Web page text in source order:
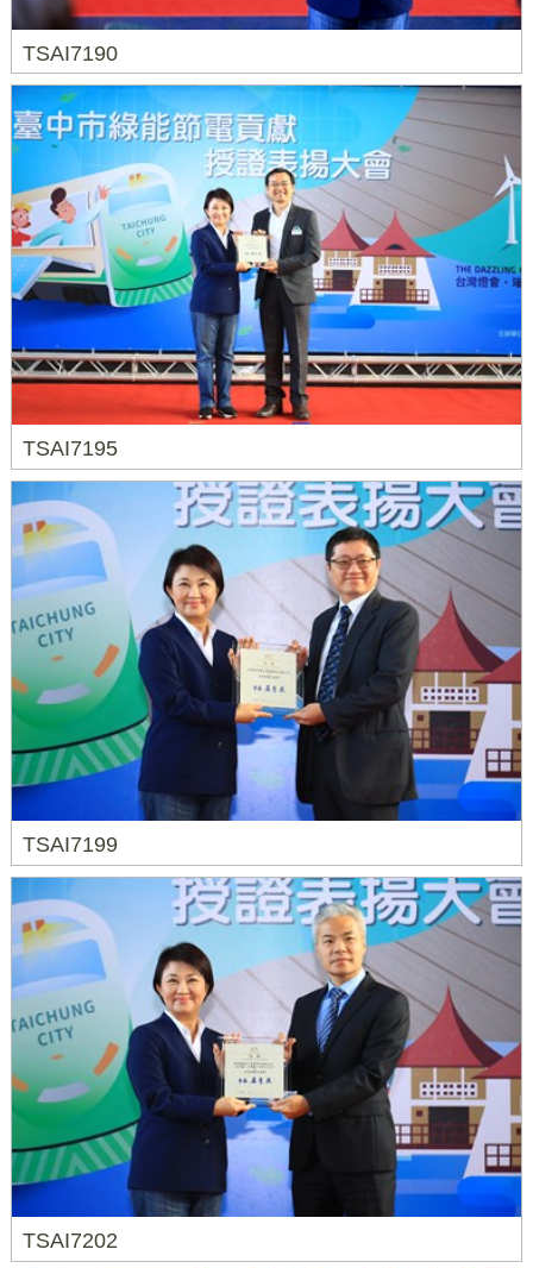
TSAI7190
TSAI7195
TSAI7199
TSAI7202